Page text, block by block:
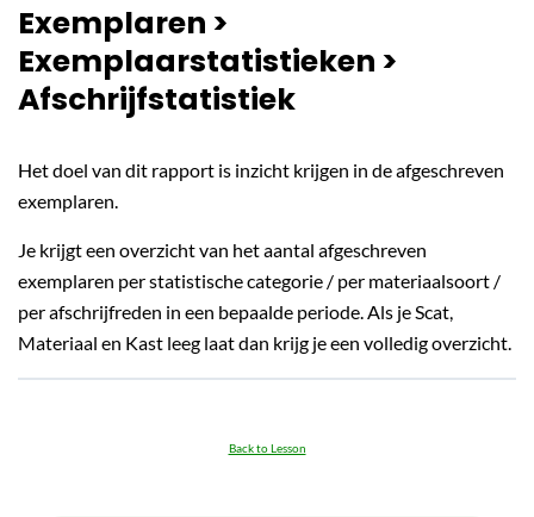
Exemplaren >
Exemplaarstatistieken >
Afschrijfstatistiek
Het doel van dit rapport is inzicht krijgen in de afgeschreven
exemplaren.
Je krijgt een overzicht van het aantal afgeschreven
exemplaren per statistische categorie / per materiaalsoort /
per afschrijfreden in een bepaalde periode. Als je Scat,
Materiaal en Kast leeg laat dan krijg je een volledig overzicht.
Back to Lesson